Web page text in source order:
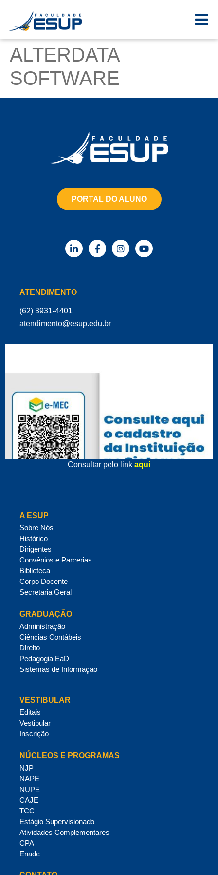
ALTERDATA
SOFTWARE
PORTAL DO ALUNO
ATENDIMENTO
(62) 3931-4401
‌atendimento@esup.edu.br
Consultar pelo link aqui
A ESUP
Sobre Nós
Histórico
Dirigentes
Convênios e Parcerias
Biblioteca
Corpo Docente
Secretaria Geral
GRADUAÇÃO
Administração
Ciências Contábeis
Direito
Pedagogia EaD
Sistemas de Informação
VESTIBULAR
Editais
Vestibular
Inscrição
NÚCLEOS E PROGRAMAS
NJP
NAPE
NUPE
CAJE
TCC
Estágio Supervisionado
Atividades Complementares
CPA
Enade